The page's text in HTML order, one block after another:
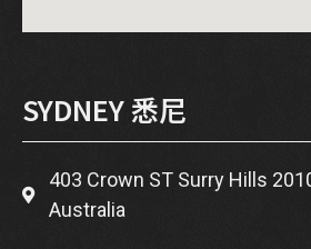
SYDNEY 悉尼
403 Crown ST Surry Hills
Australia